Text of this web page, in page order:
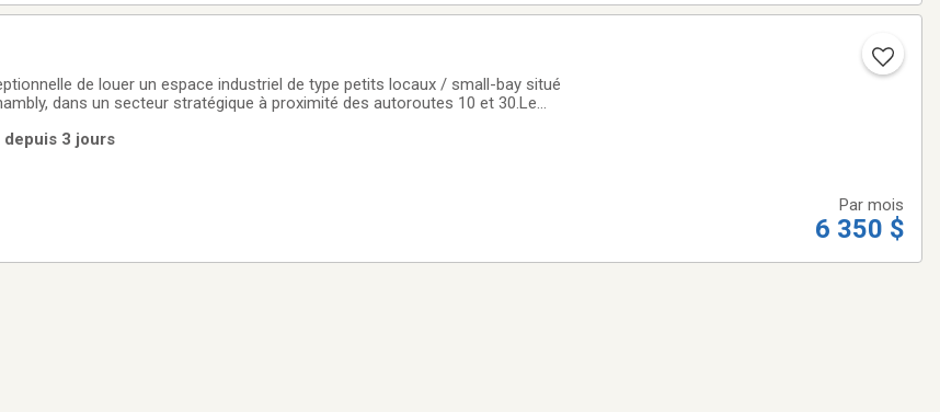
de louer un espace industriel de type petits locaux / small-bay situé
dans un secteur stratégique à proximité des autoroutes 10 et 30.Le
depuis 3 jours
Par mois
6 350 $